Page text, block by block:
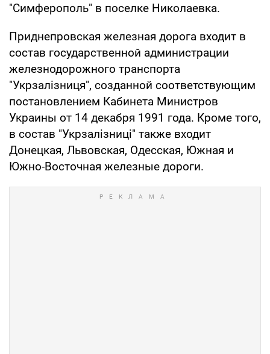
"Симферополь" в поселке Николаевка.
Приднепровская железная дорога входит в
состав государственной администрации
железнодорожного транспорта
"Укрзалізниця", созданной соответствующим
постановлением Кабинета Министров
Украины от 14 декабря 1991 года. Кроме того,
в состав "Укрзалізниці" также входит
Донецкая, Львовская, Одесская, Южная и
Южно-Восточная железные дороги.